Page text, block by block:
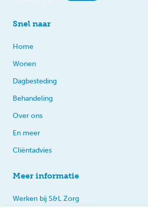
Snel naar
Home
Wonen
Dagbesteding
Behandeling
Over ons
En meer
Cliëntadvies
Meer informatie
Werken bij S&L Zorg